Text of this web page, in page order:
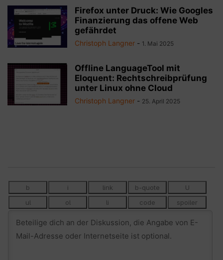
Firefox unter Druck: Wie Googles
Finanzierung das offene Web
gefährdet
Christoph Langner - 1. Mai 2025
Offline LanguageTool mit
Eloquent: Rechtschreibprüfung
unter Linux ohne Cloud
Christoph Langner - 25. April 2025